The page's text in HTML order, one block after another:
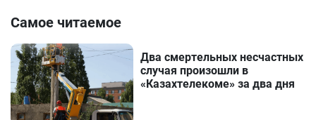
Самое читаемое
Два смертельных несчастных
случая произошли в
«Казахтелекоме» за два дня